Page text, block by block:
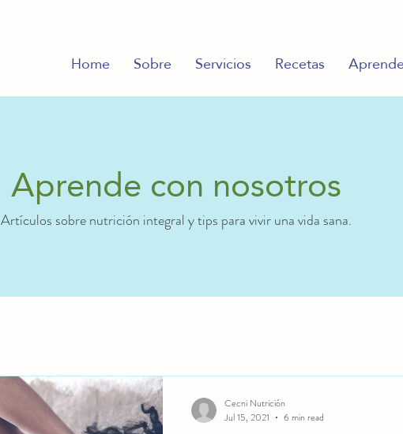
Home Sobre Servicios Recetas
Aprende con nosotros
Artículos sobre nutrición integral y tips para vivir una vida sana.
Cecni Nutrición
Jul 15, 2021
6 min read